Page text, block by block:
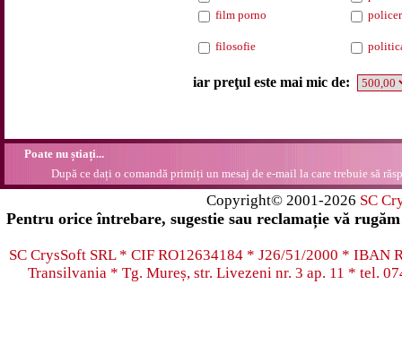
film porno
filosofie
iar preţul este mai mic de:
Poate nu știați...
După ce dați o comandă primiți un mesaj de e-mail la care trebuie să
Copyright© 2001-2026 SC
Pentru orice întrebare, sugestie sau reclamație vă
SC CrysSoft SRL * CIF RO12634184 * J26/51/2000 * IBAN
Transilvania * Tg. Mureș, str. Livezeni nr. 3 ap. 11 * tel.